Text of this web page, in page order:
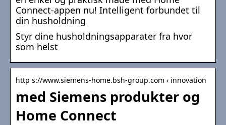
Connect-appen nu! Intelligent forbundet til
din husholdning
Styr dine husholdningsapparater fra hvor
som helst
http s://www.siemens-home.bsh-group.com › innovation
med Siemens produkter og
Home Connect